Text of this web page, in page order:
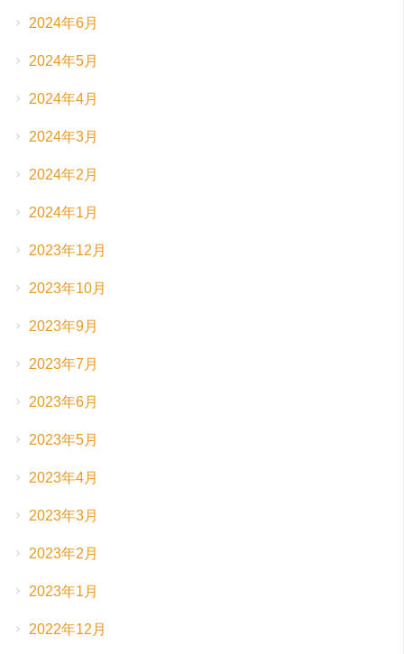
2024年6月
2024年5月
2024年4月
2024年3月
2024年2月
2024年1月
2023年12月
2023年10月
2023年9月
2023年7月
2023年6月
2023年5月
2023年4月
2023年3月
2023年2月
2023年1月
2022年12月